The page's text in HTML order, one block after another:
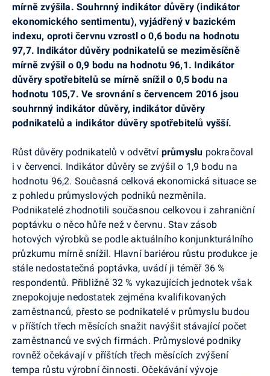
mírně zvýšila. Souhrnný indikátor důvěry (indikátor
ekonomického sentimentu), vyjádřený v bazickém
indexu, oproti červnu vzrostl o 0,6 bodu na hodnotu
97,7. Indikátor důvěry podnikatelů se meziměsíčně
mírně zvýšil o 0,9 bodu na hodnotu 96,1. Indikátor
důvěry spotřebitelů se mírně snížilo 0,5 bodu na
hodnotu 105,7. Ve srovnání s červencem 2016 jsou
souhrnný indikátor důvěry, indikátor důvěry
podnikatelů a indikátor důvěry spotřebitelů vyšší.
Růst důvěry podnikatelů v odvětví průmyslu pokračoval
i v červenci. Indikátor důvěry se zvýšil o 1,9 bodu na
hodnotu 96,2. Současná celková ekonomická situace se
z pohledu průmyslových podniků nezměnila.
Podnikatelé zhodnotili současnou celkovou i zahraniční
poptávku o něco hůře než v červnu. Stav zásob
hotových výrobků se podle aktuálního konjunkturálního
průzkumu mírně snížil. Hlavní bariérou růstu produkce je
stále nedostatečná poptávka, uvádí ji téměř 36 %
respondentů. Přibližně 32 % vykazujících jednotek však
znepokojuje nedostatek zejména kvalifikovaných
zaměstnanců, přesto se podnikatelé v průmyslu budou
v příštích třech měsících snažit navýšit stávající počet
zaměstnanců ve svých firmách. Průmyslové podniky
rovněž očekávají v příštích třech měsících zvýšení
tempa růstu výrobní činnosti. Očekávání vývoje